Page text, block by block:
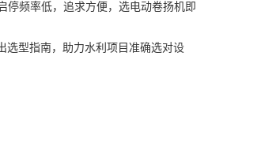
停频率低，追求方便，选电动卷扬机即
选型指南，助力水利项目准确选对设